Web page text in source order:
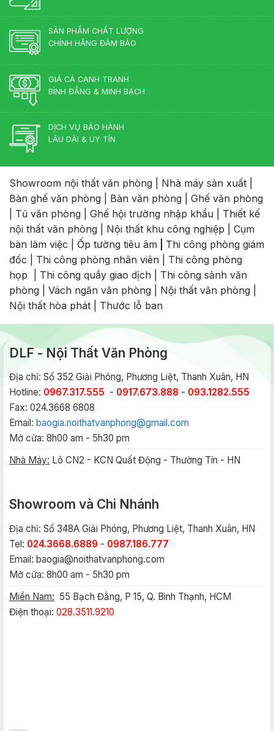
SẢN PHẨM CHẤT LƯỢNG
CHÍNH HÃNG ĐẢM BẢO
GIÁ CẢ CẠNH TRANH
BÌNH ĐẲNG & MINH BẠCH
DỊCH VỤ BẢO HÀNH
LÂU DÀI & UY TÍN
Showroom nội thất văn phòng Nhà máy sản xuất
Bàn ghế văn phòng
Bàn văn phòng
Ghế văn phòng
Tủ văn phòng Ghế hội trường nhập khẩu
Thiết kế
nội thất văn phòng
Nội thất khu công nghiệp
Cụm
bàn làm việc
Ốp tường tiêu âm
Thi công phòng giám
đốc
Thi công phòng nhân viên
Thi công phòng
họp
Thi công quầy giao dịch
Thi công sảnh văn
phòng
Vách ngăn văn phòng Nội thất văn phòng
Nội thất hòa phát
Thước lỗ ban
DLF - Nội Thất Văn Phòng
Địa chỉ: Số 352 Giải Phóng, Phương Liệt, Thanh Xuân, HN
Hotline: 0967.317.555 - 0917.673.888 - 093.1282.555
Fax: 024.3668 6808
Email: baogia.noithatvanphong@gmail.com
Mở cửa: 8h00 am - 5h30 pm
Nhà Máy: Lô CN2 - KCN Quất Động - Thường Tín - HN
Showroom và Chi Nhánh
Địa chỉ: Số 348A Giải Phóng, Phương Liệt, Thanh Xuân, HN
Tel: 024.3668.6889 - 0987.186.777
Email: baogia@noithatvanphong.com
Mở cửa: 8h00 am - 5h30 pm
Miền Nam: 55 Bạch Đằng, P 15, Q. Bình Thạnh, HCM
Điện thoại: 028.3511.9210